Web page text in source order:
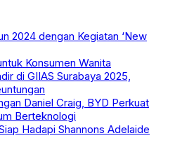
2024 dengan Kegiatan ‘New
Konsumen Wanita
di GIIAS Surabaya 2025,
Daniel Craig, BYD Perkuat
Berteknologi
Hadapi Shannons Adelaide